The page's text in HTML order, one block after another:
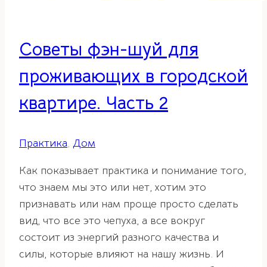
Советы фэн-шуй для
проживающих в городской
квартире. Часть 2
Практика, Дом
Как показывает практика и понимание того,
что знаем мы это или нет, хотим это
признавать или нам проще просто сделать
вид, что все это чепуха, а все вокруг
состоит из энергий разного качества и
силы, которые влияют на нашу жизнь. И